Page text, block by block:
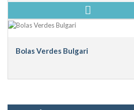
Bolas Verdes Bulgari